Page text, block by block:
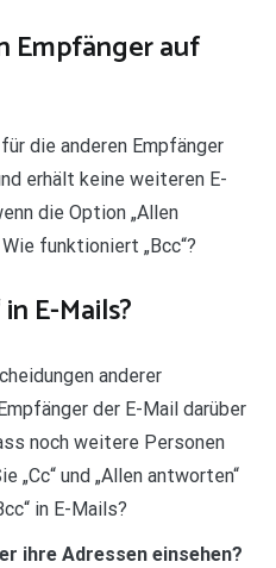
Empfänger auf
die anderen Empfänger
erhält keine weiteren E-
die Option „Allen
funktioniert „Bcc“?
E-Mails?
anderer
der E-Mail darüber
noch weitere Personen
„Cc“ und „Allen antworten“
in E-Mails?
ihre Adressen einsehen?